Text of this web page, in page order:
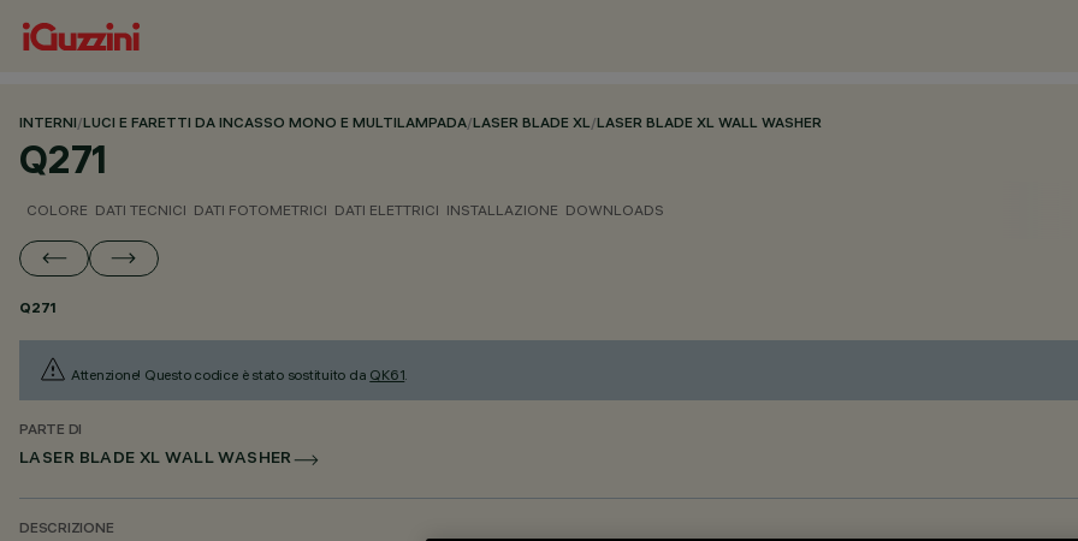
INTERNI/LUCI E FARETTI DA INCASSO MONO E MULTILAMPADA/LASER BLADE XL/LASER BLADE XL WALL WASHER
Q271
COLORE DATI TECNICI DATI FOTOMETRICI DATI ELETTRICI INSTALLAZIONE DOWNLOADS
Q271
Attenzione! Questo codice è stato sostituito da QK61.
PARTE DI
LASER BLADE XL WALL WASHER
DESCRIZIONE